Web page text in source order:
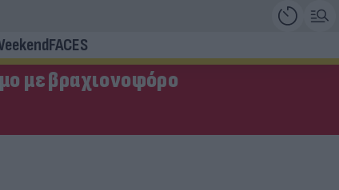
FACES
με βραχιονοφόρο